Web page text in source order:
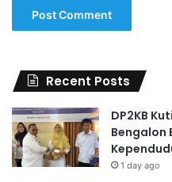
Recent Posts
DP2KB
Bengalon
1 day ago